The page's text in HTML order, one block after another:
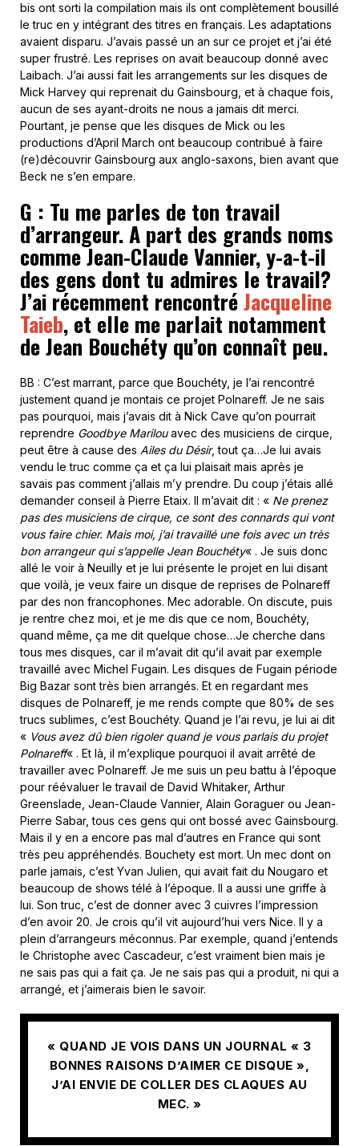
bis ont sorti la compilation mais ils ont complètement bousillé
le truc en y intégrant des titres en français. Les adaptations
avaient disparu. J’avais passé un an sur ce projet et j’ai été
super frustré. Les reprises on avait beaucoup donné avec
Laibach. J’ai aussi fait les arrangements sur les disques de
Mick Harvey qui reprenait du Gainsbourg, et à chaque fois,
aucun de ses ayant-droits ne nous a jamais dit merci.
Pourtant, je pense que les disques de Mick ou les
productions d’April March ont beaucoup contribué à faire
(re)découvrir Gainsbourg aux anglo-saxons, bien avant que
Beck ne s’en empare.
G : Tu me parles de ton travail
d’arrangeur. A part des grands noms
comme Jean-Claude Vannier, y-a-t-il
des gens dont tu admires le travail?
J’ai récemment rencontréJacqueline
Taieb, et elle me parlait notamment
de Jean Bouchéty qu’on connaît peu.
BB : C’est marrant, parce que Bouchéty, je l’ai rencontré
justement quand je montais ce projet Polnareff. Je ne sais
pas pourquoi, mais j’avais dit à Nick Cave qu’on pourrait
reprendre Goodbye Marilouavec des musiciens de cirque,
peut être à cause des Ailes du Désir, tout ça…Je lui avais
vendu le truc comme ça et ça lui plaisait mais après je
savais pas comment j’allais m’y prendre. Du coup j’étais allé
demander conseil à Pierre Etaix. Il m’avait dit : « Ne prenez
pas des musiciens de cirque, ce sont des connards qui vont
vous faire chier. Mais moi, j’ai travaillé une fois avec un très
bon arrangeur qui s’appelle Jean Bouchéty« . Je suis donc
allé le voir à Neuilly et je lui présente le projet en lui disant
que voilà, je veux faire un disque de reprises de Polnareff
par des non francophones. Mec adorable. On discute, puis
je rentre chez moi, et je me dis que ce nom, Bouchéty,
quand même, ça me dit quelque chose…Je cherche dans
tous mes disques, car il m’avait dit qu’il avait par exemple
travaillé avec Michel Fugain. Les disques de Fugain période
Big Bazar sont très bien arrangés. Et en regardant mes
disques de Polnareff, je me rends compte que 80% de ses
trucs sublimes, c’est Bouchéty. Quand je l’ai revu, je lui ai dit
« Vous avez dû bien rigoler quand je vous parlais du projet
Polnareff« . Et là, il m’explique pourquoi il avait arrêté de
travailler avec Polnareff. Je me suis un peu battu à l’époque
pour réévaluer le travail de David Whitaker, Arthur
Greenslade, Jean-Claude Vannier, Alain Goraguer ou Jean-
Pierre Sabar, tous ces gens qui ont bossé avec Gainsbourg.
Mais il y en a encore pas mal d’autres en France qui sont
très peu appréhendés. Bouchety est mort. Un mec dont on
parle jamais, c’est Yvan Julien, qui avait fait du Nougaro et
beaucoup de shows télé à l’époque. Il a aussi une griffe à
lui. Son truc, c’est de donner avec 3 cuivres l’impression
d’en avoir 20. Je crois qu’il vit aujourd’hui vers Nice. Il y a
plein d’arrangeurs méconnus. Par exemple, quand j’entends
le Christophe avec Cascadeur, c’est vraiment bien mais je
ne sais pas qui a fait ça. Je ne sais pas qui a produit, ni qui a
arrangé, et j’aimerais bien le savoir.
« QUAND JE VOIS DANS UN JOURNAL « 3
BONNES RAISONS D’AIMER CE DISQUE »,
J’AI ENVIE DE COLLER DES CLAQUES AU
MEC. »